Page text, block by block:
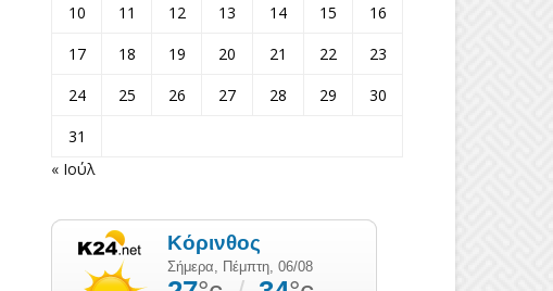
10
11 12 13 14 15
16
17
18 19 20 21 22
23
24
25 26 27 28 29
30
31
« Ιούλ